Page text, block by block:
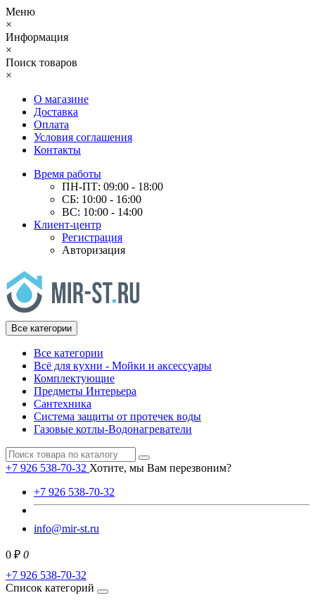
Меню
×
Информация
×
Поиск товаров
×
О магазине
Доставка
Оплата
Условия соглашения
Контакты
Время работы
ПН-ПТ: 09:00 - 18:00
СБ: 10:00 - 16:00
ВС: 10:00 - 14:00
Клиент-центр
Регистрация
Авторизация
Все категории
Все категории
Всё для кухни - Мойки и аксессуары
Комплектующие
Предметы Интерьера
Сантехника
Система защиты от протечек воды
Газовые котлы-Водонагреватели
+7 926 538-70-32 Хотите, мы Вам перезвоним?
+7 926 538-70-32
info@mir-st.ru
0 ₽ 0
+7 926 538-70-32
Список категорий